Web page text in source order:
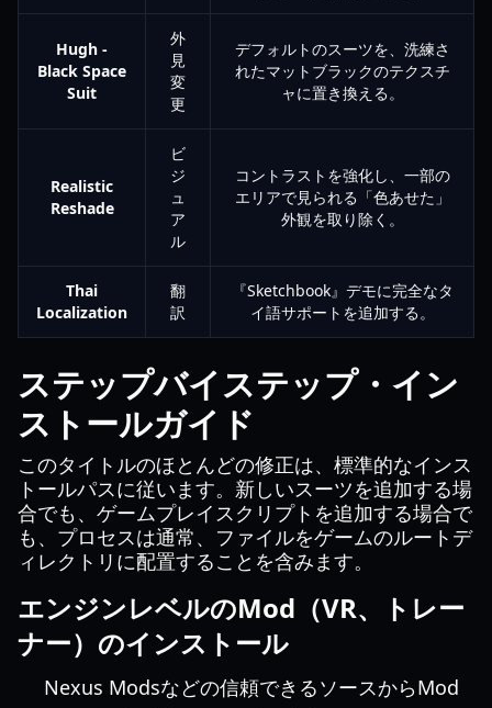
Hugh -
Black Space
Suit
外
見
変
更
デフォルトのスーツを、洗練さ
れたマットブラックのテクスチ
ャに置き換える。
Realistic
Reshade
ビ
ジ
ュ
ア
ル
コントラストを強化し、一部の
エリアで見られる「色あせた」
外観を取り除く。
Thai
Localization
翻
訳
『Sketchbook』デモに完全なタ
イ語サポートを追加する。
ステップバイステップ・イン
ストールガイド
このタイトルのほとんどの修正は、標準的なインス
トールパスに従います。新しいスーツを追加する場
合でも、ゲームプレイスクリプトを追加する場合で
も、プロセスは通常、ファイルをゲームのルートデ
ィレクトリに配置することを含みます。
エンジンレベルのMod（VR、トレー
ナー）のインストール
Nexus Modsなどの信頼できるソースからMod